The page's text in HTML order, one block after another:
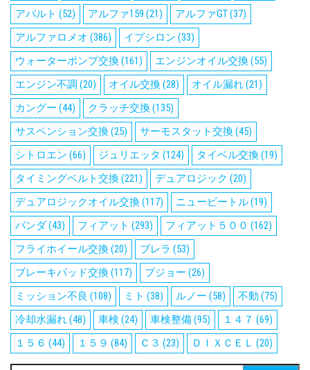
アバルト (52) アルファ159 (21) アルファGT(37)
アルファロメオ (386) イプシロン (33)
ウォーターポンプ交換(161) エンジンオイル交換(55)
エンジン不調 (20) オイル交換(28) オイル漏れ(21)
カングー (44) クラッチ交換(135)
サスペンション交換(25) サーモスタット交換(45)
シトロエン (66) ジュリエッタ (124) タイベル交換(19)
タイミングベルト交換(221) デュアロジック (20)
デュアロジックオイル交換(117) ニュービートル(19)
パンダ(43) フィアット (293) フィアット５００ (162)
フライホイール交換(20) ブレラ (53)
ブレーキパッド交換(117) プジョー (26)
ミッション不良 (108) ミト (38) ルノー (58) 不動 (75)
冷却水漏れ(48) 車検 (24) 車検整備(95) １４７ (69)
１５６ (44) １５９ (84) Ｃ３ (23) ＤＩＸＣＥＬ (20)